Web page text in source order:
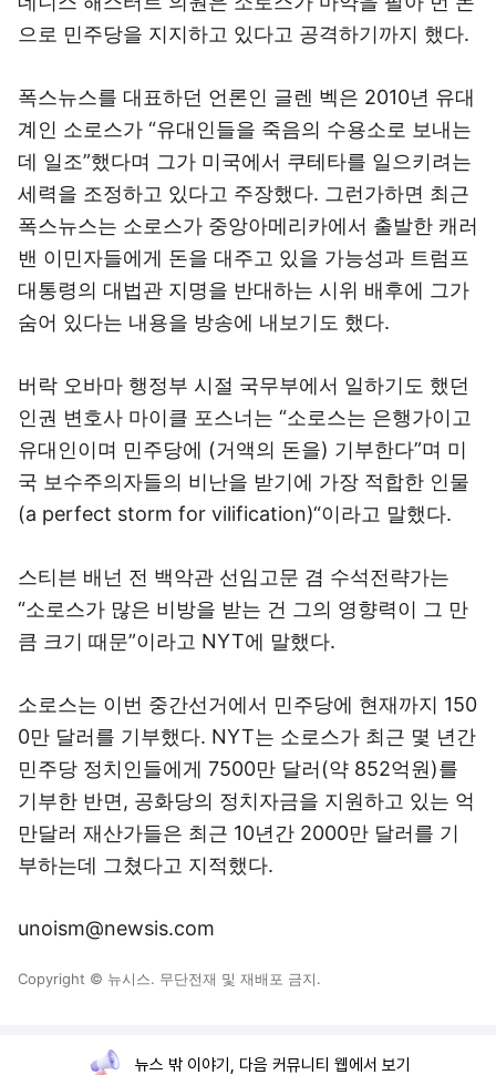
으로 민주당을 지지하고 있다고 공격하기까지 했다.
폭스뉴스를 대표하던 언론인 글렌 벡은 2010년 유대
계인 소로스가 “유대인들을 죽음의 수용소로 보내는
데 일조”했다며 그가 미국에서 쿠테타를 일으키려는
세력을 조정하고 있다고 주장했다. 그런가하면 최근
폭스뉴스는 소로스가 중앙아메리카에서 출발한 캐러
밴 이민자들에게 돈을 대주고 있을 가능성과 트럼프
대통령의 대법관 지명을 반대하는 시위 배후에 그가
숨어 있다는 내용을 방송에 내보기도 했다.
버락 오바마 행정부 시절 국무부에서 일하기도 했던
인권 변호사 마이클 포스너는 “소로스는 은행가이고
유대인이며 민주당에 (거액의 돈을) 기부한다”며 미
국 보수주의자들의 비난을 받기에 가장 적합한 인물
(a perfect storm for vilification)“이라고 말했다.
스티븐 배넌 전 백악관 선임고문 겸 수석전략가는
“소로스가 많은 비방을 받는 건 그의 영향력이 그 만
큼 크기 때문”이라고 NYT에 말했다.
소로스는 이번 중간선거에서 민주당에 현재까지 150
0만 달러를 기부했다. NYT는 소로스가 최근 몇 년간
민주당 정치인들에게 7500만 달러(약 852억원)를
기부한 반면, 공화당의 정치자금을 지원하고 있는 억
만달러 재산가들은 최근 10년간 2000만 달러를 기
부하는데 그쳤다고 지적했다.
unoism@newsis.com
Copyright © 뉴시스. 무단전재 및 재배포 금지.
뉴스 밖 이야기, 다음 커뮤니티 웹에서 보기